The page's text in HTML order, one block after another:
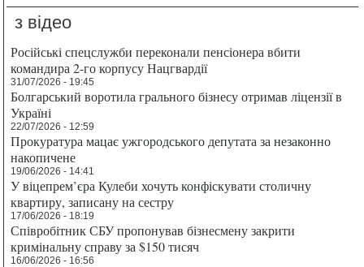
з відео
Російські спецслужби переконали пенсіонера вбити
командира 2-го корпусу Нацгвардії
31/07/2026 - 19:45
Болгарський воротила грального бізнесу отримав ліцензії в
Україні
22/07/2026 - 12:59
Прокуратура мацає ужгородського депутата за незаконно
накопичене
19/06/2026 - 14:41
У віцепрем’єра Кулеби хочуть конфіскувати столичну
квартиру, записану на сестру
17/06/2026 - 18:19
Співробітник СБУ пропонував бізнесмену закрити
кримінальну справу за $150 тисяч
16/06/2026 - 16:56